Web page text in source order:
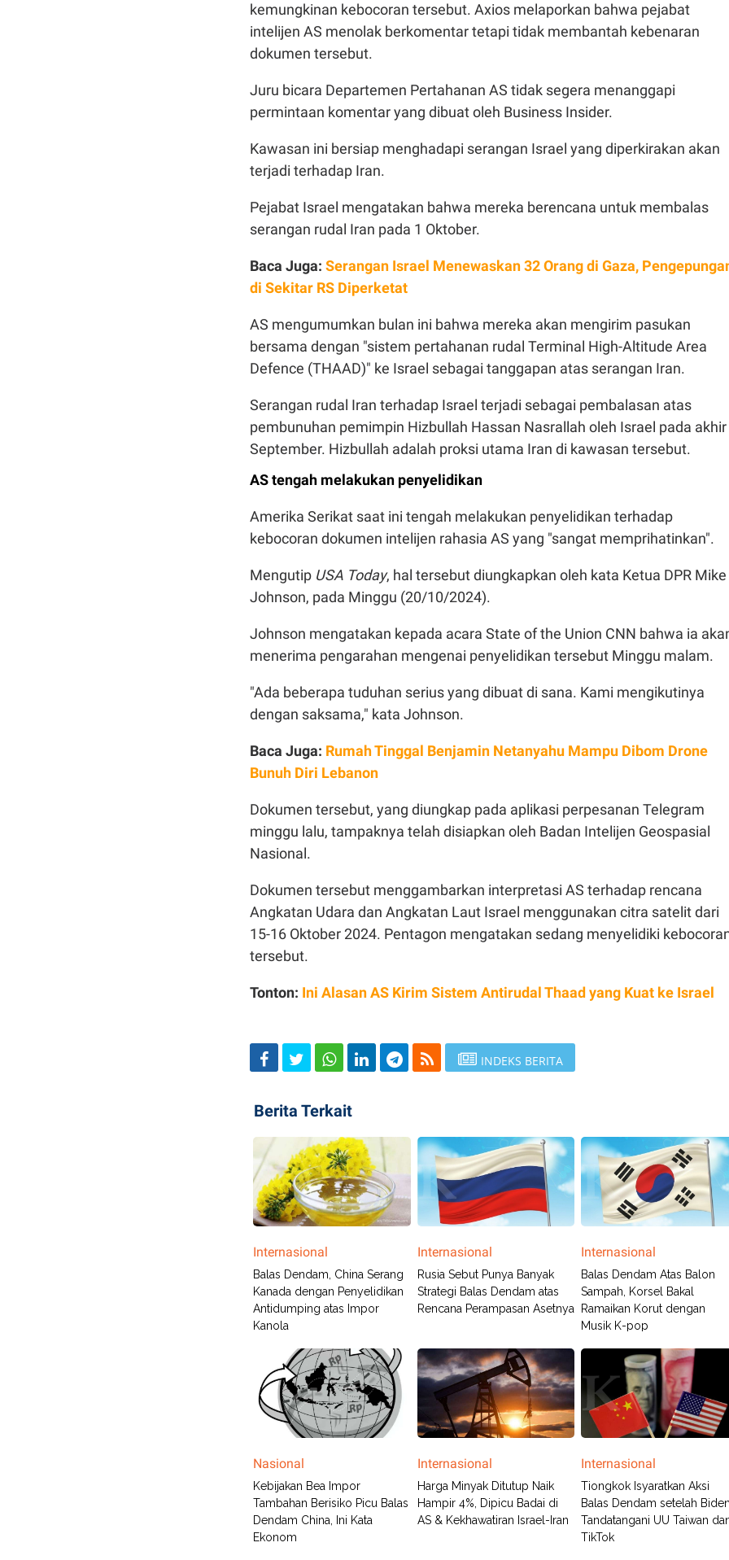
kemungkinan kebocoran tersebut. Axios melaporkan bahwa pejabat
intelijen AS menolak berkomentar tetapi tidak membantah kebenaran
dokumen tersebut.
Juru bicara Departemen Pertahanan AS tidak segera menanggapi
permintaan komentar yang dibuat oleh Business Insider.
Kawasan ini bersiap menghadapi serangan Israel yang diperkirakan akan
terjadi terhadap Iran.
Pejabat Israel mengatakan bahwa mereka berencana untuk membalas
serangan rudal Iran pada 1 Oktober.
Baca Juga: Serangan Israel Menewaskan 32 Orang di Gaza,
di Sekitar RS Diperketat
AS mengumumkan bulan ini bahwa mereka akan mengirim pasukan
bersama dengan "sistem pertahanan rudal Terminal High-Altitude Area
Defence (THAAD)" ke Israel sebagai tanggapan atas serangan Iran.
Serangan rudal Iran terhadap Israel terjadi sebagai pembalasan atas
pembunuhan pemimpin Hizbullah Hassan Nasrallah oleh Israel pada akhir
September. Hizbullah adalah proksi utama Iran di kawasan tersebut.
AS tengah melakukan penyelidikan
Amerika Serikat saat ini tengah melakukan penyelidikan terhadap
kebocoran dokumen intelijen rahasia AS yang "sangat memprihatinkan".
Mengutip USA Today, hal tersebut diungkapkan oleh kata Ketua DPR Mike
Johnson, pada Minggu (20/10/2024).
Johnson mengatakan kepada acara State of the Union CNN bahwa ia
menerima pengarahan mengenai penyelidikan tersebut Minggu malam.
"Ada beberapa tuduhan serius yang dibuat di sana. Kami mengikutinya
dengan saksama," kata Johnson.
Baca Juga: Rumah Tinggal Benjamin Netanyahu Mampu Dibom Drone
Bunuh Diri Lebanon
Dokumen tersebut, yang diungkap pada aplikasi perpesanan Telegram
minggu lalu, tampaknya telah disiapkan oleh Badan Intelijen Geospasial
Nasional.
Dokumen tersebut menggambarkan interpretasi AS terhadap rencana
Angkatan Udara dan Angkatan Laut Israel menggunakan citra satelit dari
15-16 Oktober 2024. Pentagon mengatakan sedang menyelidiki
tersebut.
Tonton: Ini Alasan AS Kirim Sistem Antirudal Thaad yang Kuat ke Israel
INDEKS BERITA
Berita Terkait
Internasional
Balas Dendam, China Serang
Kanada dengan Penyelidikan
Antidumping atas Impor
Kanola
Internasional
Rusia Sebut Punya Banyak
Strategi Balas Dendam atas
Rencana Perampasan Asetnya
Internasional
Balas Dendam Atas Balon
Sampah, Korsel Bakal
Ramaikan Korut dengan
Musik K-pop
Nasional
Kebijakan Bea Impor
Tambahan Berisiko Picu Balas
Dendam China, Ini Kata
Ekonom
Internasional
Harga Minyak Ditutup Naik
Hampir 4%, Dipicu Badai di
AS & Kekhawatiran Israel-Iran
Internasional
Tiongkok Isyaratkan Aksi
Balas Dendam setelah
Tandatangani UU Taiwan
TikTok